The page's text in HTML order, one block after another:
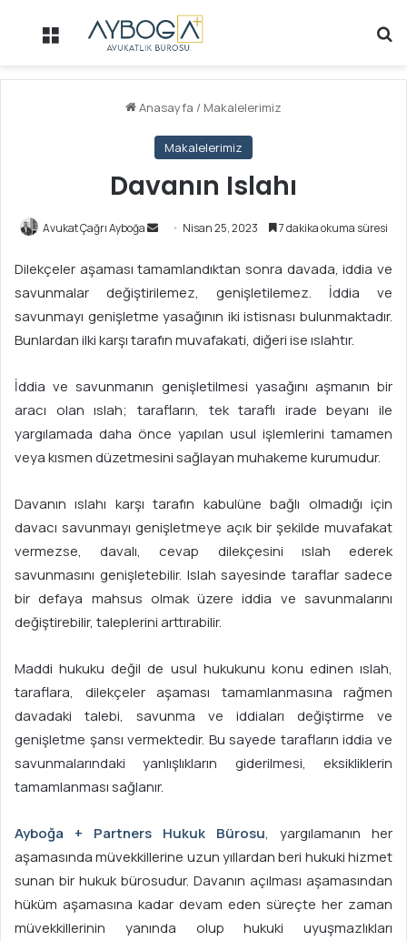
Menü
Anasayfa / Makalelerimiz
Makalelerimiz
Davanın Islahı
Avukat Çağrı Ayboğa
B
r
e
-
p
d
e
r
m
e
k
Nisan 25, 2023 7 dakika okuma süresi
Dilekçeler aşaması tamamlandıktan sonra davada, iddia ve
savunmalar değiştirilemez, genişletilemez. İddia ve
savunmayı genişletme yasağının iki istisnası bulunmaktadır.
Bunlardan ilki karşı tarafın muvafakati, diğeri ise ıslahtır.
İddia ve savunmanın genişletilmesi yasağını aşmanın bir
aracı olan ıslah; tarafların, tek taraflı irade beyanı ile
yargılamada daha önce yapılan usul işlemlerini tamamen
veya kısmen düzetmesini sağlayan muhakeme kurumudur.
Davanın ıslahı karşı tarafın kabulüne bağlı olmadığı için
davacı savunmayı genişletmeye açık bir şekilde muvafakat
vermezse, davalı, cevap dilekçesini ıslah ederek
savunmasını genişletebilir. Islah sayesinde taraflar sadece
bir defaya mahsus olmak üzere iddia ve savunmalarını
değiştirebilir, taleplerini arttırabilir.
Maddi hukuku değil de usul hukukunu konu edinen ıslah,
taraflara, dilekçeler aşaması tamamlanmasına rağmen
davadaki talebi, savunma ve iddiaları değiştirme ve
genişletme şansı vermektedir. Bu sayede tarafların iddia ve
savunmalarındaki yanlışlıkların giderilmesi, eksikliklerin
tamamlanması sağlanır.
Ayboğa + Partners Hukuk Bürosu, yargılamanın her
aşamasında müvekkillerine uzun yıllardan beri hukuki hizmet
sunan bir hukuk bürosudur. Davanın açılması aşamasından
hüküm aşamasına kadar devam eden süreçte her zaman
müvekkillerinin yanında olup hukuki uyuşmazlıkları